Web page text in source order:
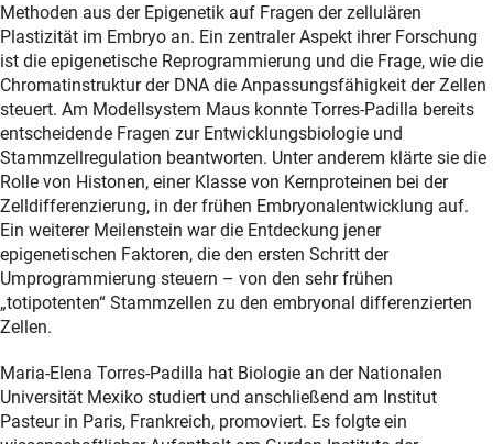
Methoden aus der Epigenetik auf Fragen der zellulären
Plastizität im Embryo an. Ein zentraler Aspekt ihrer Forschung
ist die epigenetische Reprogrammierung und die Frage, wie die
Chromatinstruktur der DNA die Anpassungsfähigkeit der Zellen
steuert. Am Modellsystem Maus konnte Torres-Padilla bereits
entscheidende Fragen zur Entwicklungsbiologie und
Stammzellregulation beantworten. Unter anderem klärte sie die
Rolle von Histonen, einer Klasse von Kernproteinen bei der
Zelldifferenzierung, in der frühen Embryonalentwicklung auf.
Ein weiterer Meilenstein war die Entdeckung jener
epigenetischen Faktoren, die den ersten Schritt der
Umprogrammierung steuern – von den sehr frühen
„totipotenten“ Stammzellen zu den embryonal differenzierten
Zellen.
Maria-Elena Torres-Padilla hat Biologie an der Nationalen
Universität Mexiko studiert und anschließend am Institut
Pasteur in Paris, Frankreich, promoviert. Es folgte ein